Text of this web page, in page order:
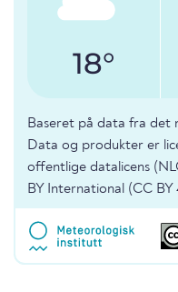
18°
Baseret på data fra det
Data og produkter er
offentlige datalicens
BY International (CC BY